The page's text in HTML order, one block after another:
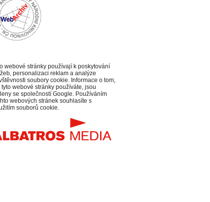
webové stránky používají k poskytování
personalizaci reklam a analýze
soubory cookie. Informace o tom,
tyto webové stránky používáte, jsou
se společností Google. Používáním
webových stránek souhlasíte s
souborů cookie.